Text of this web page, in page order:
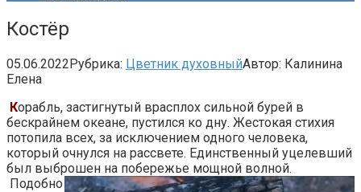
Костёр
05.06.2022Рубрика: Цветник духовныйАвтор: Калинина
Елена
Корабль, застигнутый врасплох сильной бурей в
бескрайнем океане, пустился ко дну. Жестокая стихия
потопила всех, за исключением одного человека,
который очнулся на рассвете. Единственный уцелевший
был выброшен на побережье мощной волной.
Подобно